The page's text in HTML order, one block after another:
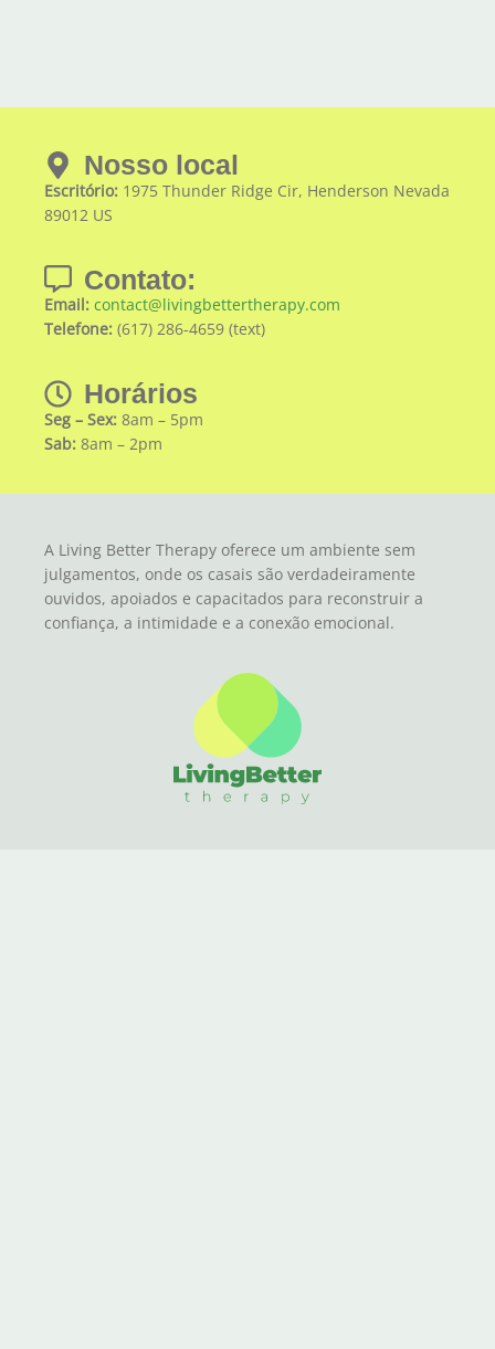
Nosso local
Escritório: 1975 Thunder Ridge Cir, Henderson Nevada
89012 US
Contato:
Email: contact@livingbettertherapy.com
Telefone: (617) 286-4659 (text)
Horários
Seg – Sex: 8am – 5pm
Sab: 8am – 2pm
A Living Better Therapy oferece um ambiente sem
julgamentos, onde os casais são verdadeiramente
ouvidos, apoiados e capacitados para reconstruir a
confiança, a intimidade e a conexão emocional.